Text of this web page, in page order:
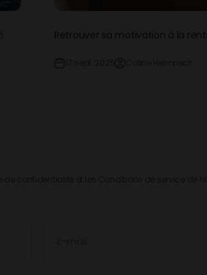
Retrouver sa motivation à la